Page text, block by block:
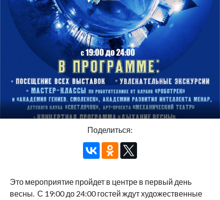
Поделиться:
Это мероприятие пройдет в центре в первый день
весны. С 19:00 до 24:00 гостей ждут художественные